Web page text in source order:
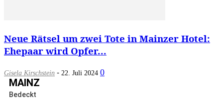
Neue Rätsel um zwei Tote in Mainzer Hotel:
Ehepaar wird Opfer...
Gisela Kirschstein - 22. Juli 2024 0
MAINZ
Bedeckt